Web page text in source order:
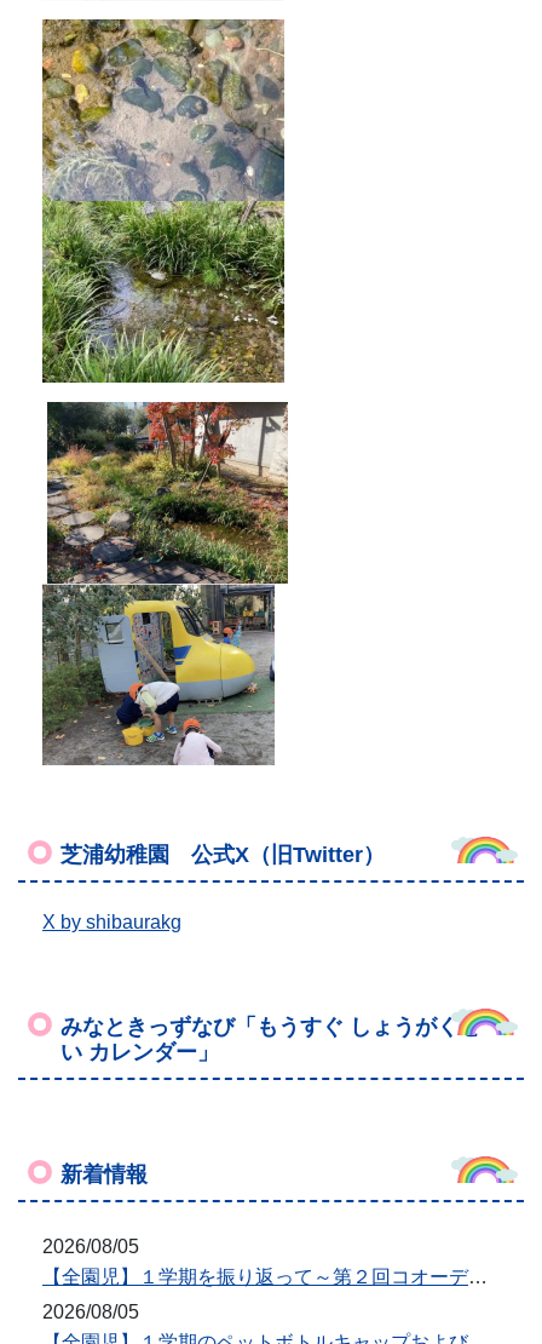
芝浦幼稚園 公式X（旧Twitter）
X by shibaurakg
みなときっずなび「もうすぐ しょうがくせ
い カレンダー」
新着情報
2026/08/05
2026/07/17
【４歳児うめ組】みんなで大きいプール、気持ちいいな♪
もっと見る